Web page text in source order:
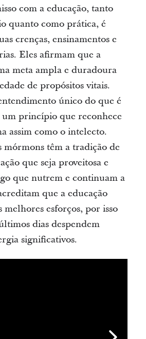
com a educação, tanto
quanto como prática, é
crenças, ensinamentos e
Eles afirmam que a
meta ampla e duradoura
de propósitos vitais.
único do que é
princípio que reconhece
assim como o intelecto.
mórmons têm a tradição de
que seja proveitosa e
que nutrem e continuam a
que a educação
melhores esforços, por isso
dias despendem
significativos.